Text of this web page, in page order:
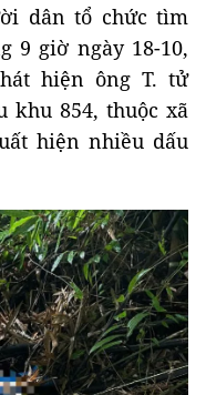
dân tổ chức tìm
9 giờ ngày 18-10,
hiện ông T. tử
khu 854, thuộc xã
hiện nhiều dấu